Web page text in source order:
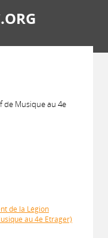
de Musique au 4e
de la Légion
au 4e Etrager)